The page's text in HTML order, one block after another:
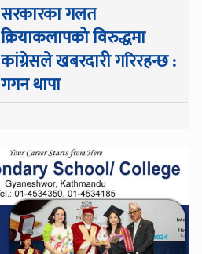
सरकारका गलत
क्रियाकलापको विरुद्धमा
कांग्रेसले खबरदारी गरिरहन्छ :
गगन थापा